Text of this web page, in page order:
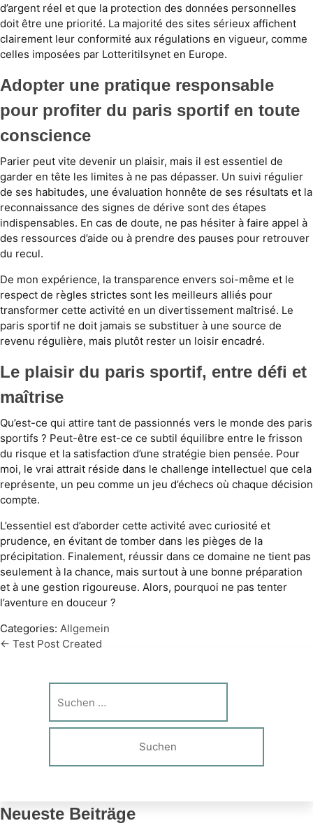
d’argent réel et que la protection des données personnelles
doit être une priorité. La majorité des sites sérieux affichent
clairement leur conformité aux régulations en vigueur, comme
celles imposées par Lotteritilsynet en Europe.
Adopter une pratique responsable
pour profiter du paris sportif en toute
conscience
Parier peut vite devenir un plaisir, mais il est essentiel de
garder en tête les limites à ne pas dépasser. Un suivi régulier
de ses habitudes, une évaluation honnête de ses résultats et la
reconnaissance des signes de dérive sont des étapes
indispensables. En cas de doute, ne pas hésiter à faire appel à
des ressources d’aide ou à prendre des pauses pour retrouver
du recul.
De mon expérience, la transparence envers soi-même et le
respect de règles strictes sont les meilleurs alliés pour
transformer cette activité en un divertissement maîtrisé. Le
paris sportif ne doit jamais se substituer à une source de
revenu régulière, mais plutôt rester un loisir encadré.
Le plaisir du paris sportif, entre défi et
maîtrise
Qu’est-ce qui attire tant de passionnés vers le monde des paris
sportifs ? Peut-être est-ce ce subtil équilibre entre le frisson
du risque et la satisfaction d’une stratégie bien pensée. Pour
moi, le vrai attrait réside dans le challenge intellectuel que cela
représente, un peu comme un jeu d’échecs où chaque décision
compte.
L’essentiel est d’aborder cette activité avec curiosité et
prudence, en évitant de tomber dans les pièges de la
précipitation. Finalement, réussir dans ce domaine ne tient pas
seulement à la chance, mais surtout à une bonne préparation
et à une gestion rigoureuse. Alors, pourquoi ne pas tenter
l’aventure en douceur ?
Categories: Allgemein
Beitragsnavigation
← Test Post Created
nach:
Neueste Beiträge